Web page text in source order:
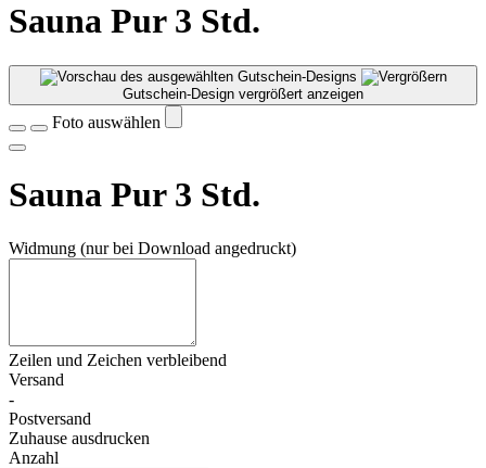
Sauna Pur 3 Std.
Gutschein-Design vergrößert anzeigen
Foto auswählen
Sauna Pur 3 Std.
Widmung (nur bei Download angedruckt)
Zeilen und Zeichen verbleibend
Versand
-
Postversand
Zuhause ausdrucken
Anzahl